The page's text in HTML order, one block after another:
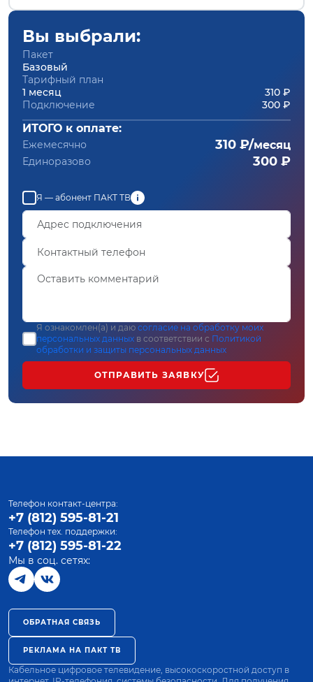
Вы выбрали:
Пакет
Базовый
Тарифный план
1 месяц
310 ₽
Подключение
300 ₽
ИТОГО к оплате:
Ежемесячно 310 ₽/месяц
Единоразово 300 ₽
Я — абонент ПАКТ ТВ
Я ознакомлен(а) и даю согласие на обработку моих
персональных данных в соответствии с Политикой
обработки и защиты персональных данных
ОТПРАВИТЬ ЗАЯВКУ
Телефон контакт-центра:
+7 (812) 595-81-21
Телефон тех. поддержки:
+7 (812) 595-81-22
Мы в соц. сетях:
ОБРАТНАЯ СВЯЗЬ
РЕКЛАМА НА ПАКТ ТВ
Кабельное цифровое телевидение, высокоскоростной доступ в